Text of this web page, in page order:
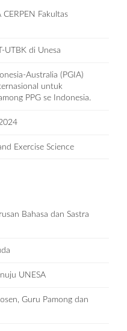
Fakultas
UTBK di Unesa
Australia (PGIA)
untuk
PPG se Indonesia.
Exercise Science
Bahasa dan Sastra
UNESA
Guru Pamong dan